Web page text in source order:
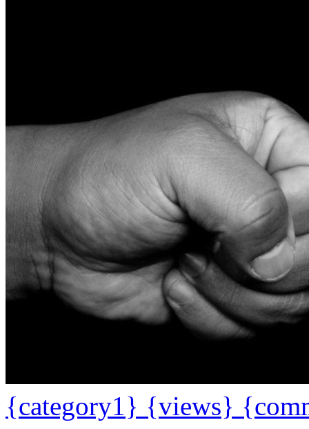
{category1} {views}